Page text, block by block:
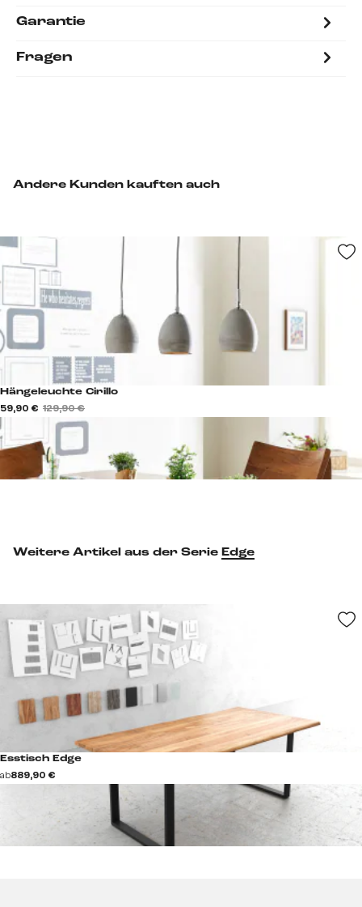
Garantie
Fragen
Weitere Artikel aus der Serie Edge
Esstisch Edge
ab889,90 €
Andere Kunden kauften auch
Hängeleuchte Cirillo
59,90 € 129,90 €